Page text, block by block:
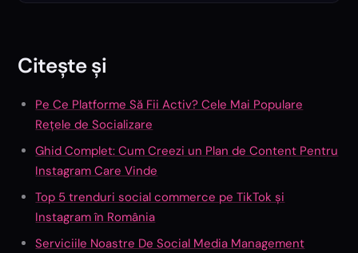
Citește și
Pe Ce Platforme Să Fii Activ? Cele Mai Populare
Rețele de Socializare
Ghid Complet: Cum Creezi un Plan de Content Pentru
Instagram Care Vinde
Top 5 trenduri social commerce pe TikTok și
Instagram în România
Serviciile Noastre De Social Media Management